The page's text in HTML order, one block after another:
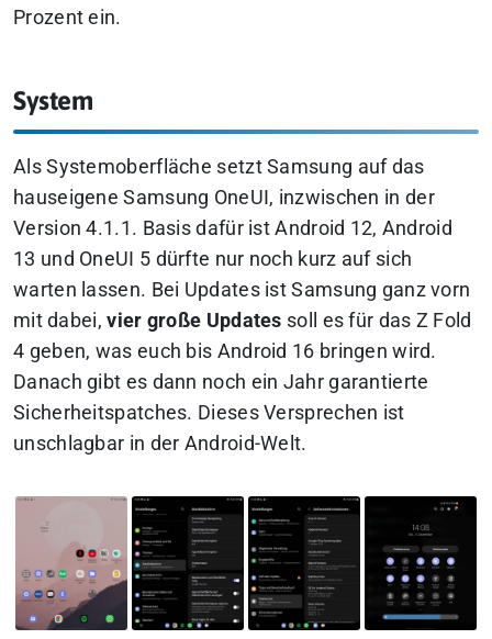
Prozent ein.
System
Als Systemoberfläche setzt Samsung auf das
hauseigene Samsung OneUI, inzwischen in der
Version 4.1.1. Basis dafür ist Android 12, Android
13 und OneUI 5 dürfte nur noch kurz auf sich
warten lassen. Bei Updates ist Samsung ganz vorn
mit dabei,vier große Updates soll es für das Z Fold
4 geben, was euch bis Android 16 bringen wird.
Danach gibt es dann noch ein Jahr garantierte
Sicherheitspatches. Dieses Versprechen ist
unschlagbar in der Android-Welt.